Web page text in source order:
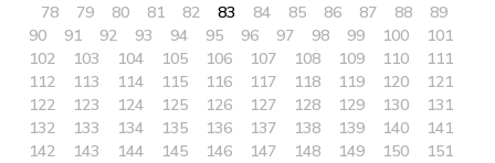
78
79 80 81 82 83 84 85 86 87 88
89
90
91 92 93 94 95 96 97 98 99 100
101
102
103 104 105 106 107 108 109 110
111
112
113 114 115 116 117 118 119 120
121
122
123 124 125 126 127 128 129 130
131
132
133 134 135 136 137 138 139 140
141
142
143 144 145 146 147 148 149 150
151